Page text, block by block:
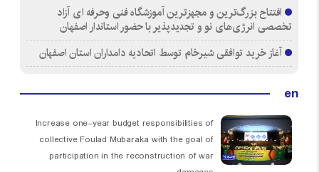
افتتاح بزرگ‌ترین و مجهزترین آموزشگاه فنی وحرفه ای آزاد
تخصصی انرژی‌های نو و تجدیدپذیر با حضور استاندار اصفهان
آغاز خرید توافقی شیرخام توسط اتحادیه دامداران استان اصفهان
en
Increase one-year budget responsibilities of
collective Foulad Mubaraka with the goal of
participation in the reconstruction of war